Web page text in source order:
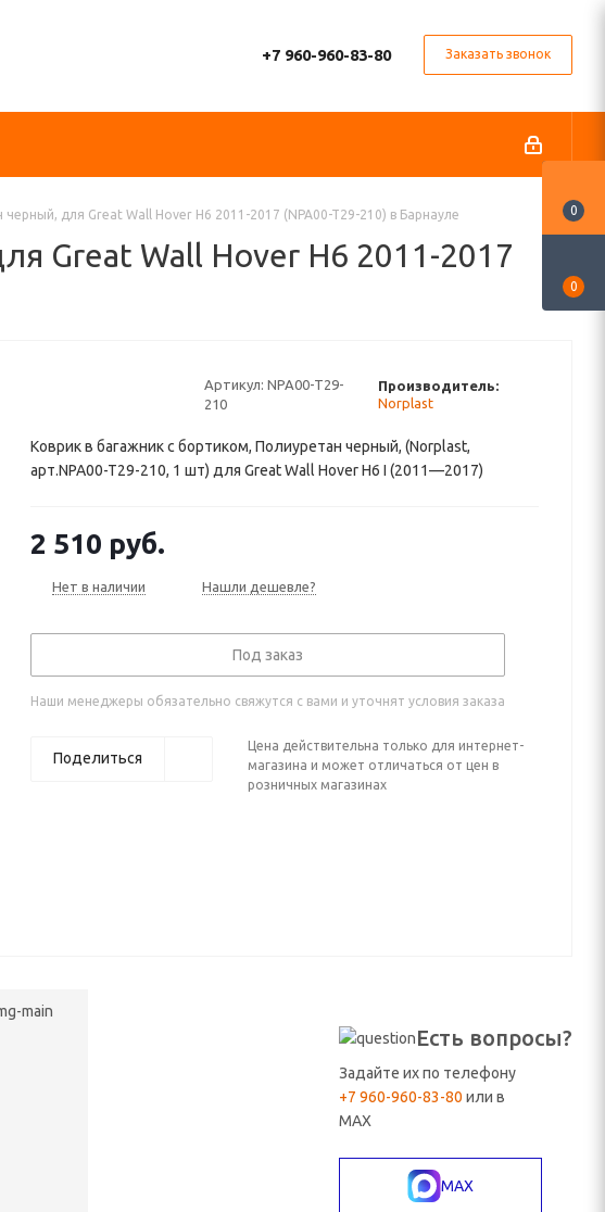
+7 960-960-83-80 Заказать звонок
для Great Wall Hover H6 2011-2017 (NPA00-T29-210) в Барнауле
Great Wall Hover H6 2011-2017
Артикул: NPA00-T29-
210
Производитель:
Norplast
Коврик в багажник с бортиком, Полиуретан черный, (Norplast,
арт.NPA00-T29-210, 1 шт) для Great Wall Hover H6 I (2011—2017)
2 510 руб.
Нет в наличии Нашли дешевле?
Под заказ
Наши менеджеры обязательно свяжутся с вами и уточнят условия заказа
Поделиться
Цена действительна только для интернет-
магазина и может отличаться от цен в
розничных магазинах
Есть вопросы?
Задайте их по телефону
+7 960-960-83-80 или в
MAX
MAX
0
0